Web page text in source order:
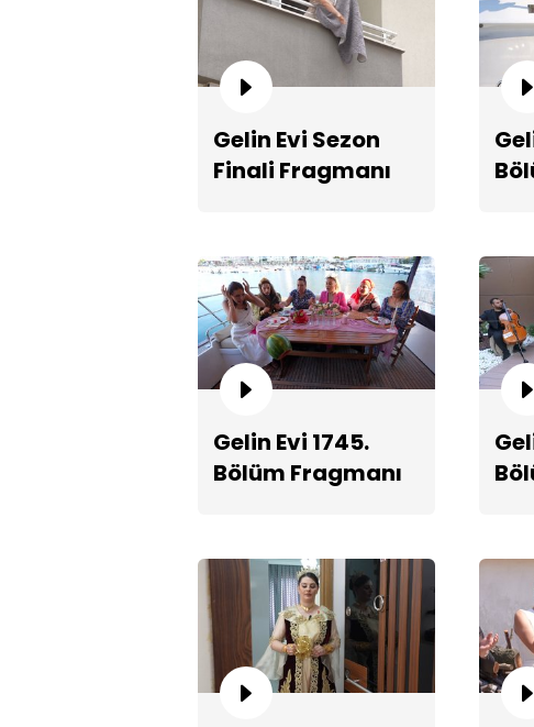
Gelin Evi Sezon
Finali Fragmanı
Gelin Evi 1745.
Bölüm Fragmanı